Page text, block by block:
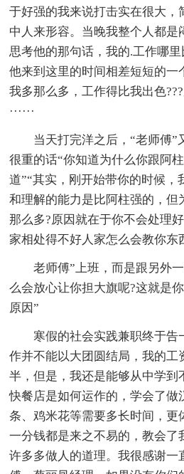
于好强的我来说打击实在很大，
中人来形容。当晚我整个人都是
思考他的那句话，我的.工作哪
他来到这里的时间相差短短的一
我多那么多，工作得比我出色
······
当天打完洋之后，“老师傅”
很重的话“你知道为什么你跟阿
道”“其实，刚开始带你的时候，
和理解的能力是比阿柱强的，但
那么多?原因就在于你不会处理
家相处得不好人家怎么会教你东
老师傅”上班，而是跟另外一
么会放心让你担大旗呢?这就是
原因”
寒假的社会实践兼职终于告
作并不能以大团圆结局，我的工
半，但是，我还是能够从中学到
快餐店是如何运作的，学会了做
条、鸡米花等需要多长时间，更
一分钱都是来之不易的，教会了
许多多做人的道理。我很感谢一